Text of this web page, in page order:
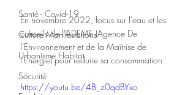
Santé - Covid-19
Culture Manifestations
Urbanisme Habitat
Sécurité
En novembre 2022, focus sur l'eau et les
conseils de l'ADEME (Agence De
l'Environnement et de la Maîtrise de
l'Énergie) pour réduire sa consommation.
https://youtu.be/4B_z0qdBYxo